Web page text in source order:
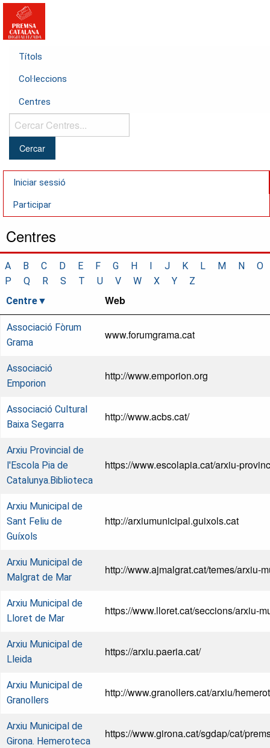
Títols
Col·leccions
Centres
Cercar
Centres...
Iniciar sessió
Participar
Centres
A B C D E F G H I J K L M N
O
P
Q R S T U V W X Y
Z
Centre
Web
Associació Fòrum
Grama
www.forumgrama.cat
Associació
Emporion
http://www.emporion.org
Associació Cultural
Baixa Segarra
http://www.acbs.cat/
Arxiu Provincial de
l'Escola Pia de
Catalunya.Biblioteca
https://www.escolapia.cat/arxiu-
Arxiu Municipal de
Sant Feliu de
Guíxols
http://arxiumunicipal.guixols.cat
Arxiu Municipal de
Malgrat de Mar
http://www.ajmalgrat.cat/temes/arxiu-
Arxiu Municipal de
Lloret de Mar
https://www.lloret.cat/seccions/arxiu-
Arxiu Municipal de
Lleida
https://arxiu.paeria.cat/
Arxiu Municipal de
Granollers
http://www.granollers.cat/arxiu/
Arxiu Municipal de
Girona. Hemeroteca
https://www.girona.cat/sgdap/cat/